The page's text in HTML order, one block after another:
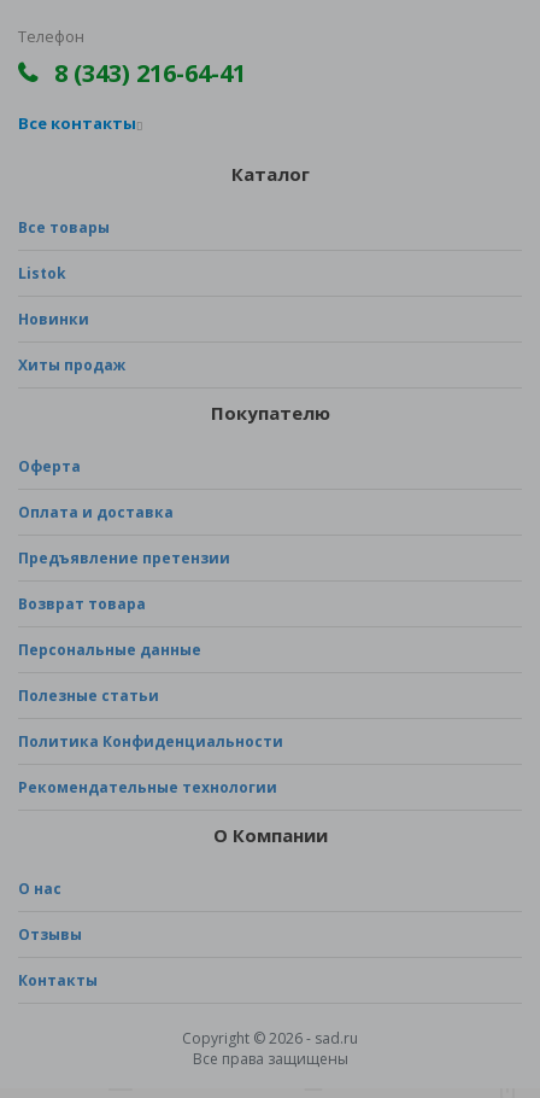
Телефон
8 (343) 216-64-41
Все контакты
Каталог
Все товары
Listok
Новинки
Хиты продаж
Покупателю
Оферта
Оплата и доставка
Предъявление претензии
Возврат товара
Персональные данные
Полезные статьи
Политика Конфиденциальности
Рекомендательные технологии
О Компании
О нас
Отзывы
Контакты
Copyright © 2026 - sad.ru
Все права защищены